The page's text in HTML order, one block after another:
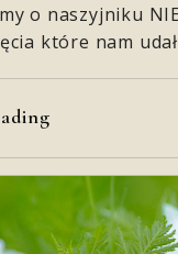
o naszyjniku
które nam